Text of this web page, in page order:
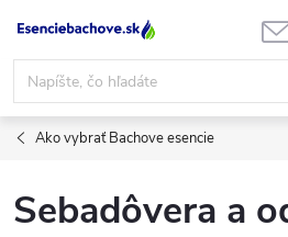
obsah
Ako vybrať Bachove esencie
Sebadôvera a